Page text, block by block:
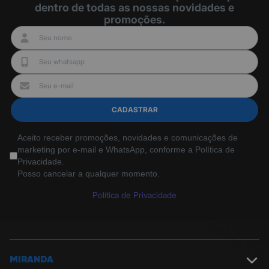
dentro de todas as nossas novidades e
promoções.
CADASTRAR
Aceito receber promoções, novidades e comunicações de
marketing por e-mail e WhatsApp, conforme a Política de
Privacidade.
Posso cancelar a qualquer momento.
Política de Privacidade
MIRANDA